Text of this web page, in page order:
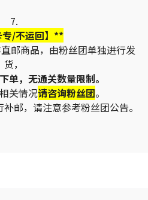
7.
/不运回】**
邮商品，由粉丝团单独进行发
货，
单，无通关数量限制。
关情况请咨询粉丝团。
邮，请注意参考粉丝团公告。